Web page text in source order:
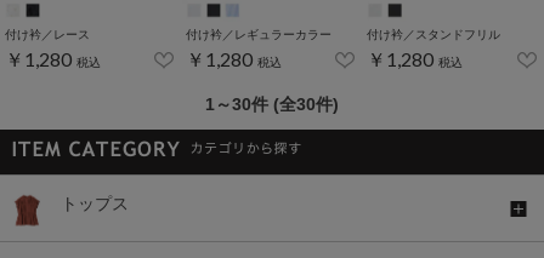
付け衿／レース
￥1,280 税込
付け衿／レギュラーカラー
￥1,280 税込
付け衿／スタンドフリル
￥1,280 税込
1～30件 (全30件)
トップス